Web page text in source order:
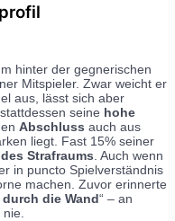
hinter der gegnerischen
Mitspieler. Zwar weicht er
aus, lässt sich aber
seine hohe
Abschluss auch aus
liegt. Fast 15% seiner
Strafraums . Auch wenn
in puncto Spielverständnis
machen. Zuvor erinnerte
die Wand“ – an